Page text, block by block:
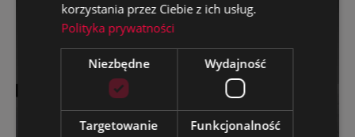
korzystania przez Ciebie z ich usług.
Polityka prywatności
Niezbędne Wydajność
Targetowanie Funkcjonalność